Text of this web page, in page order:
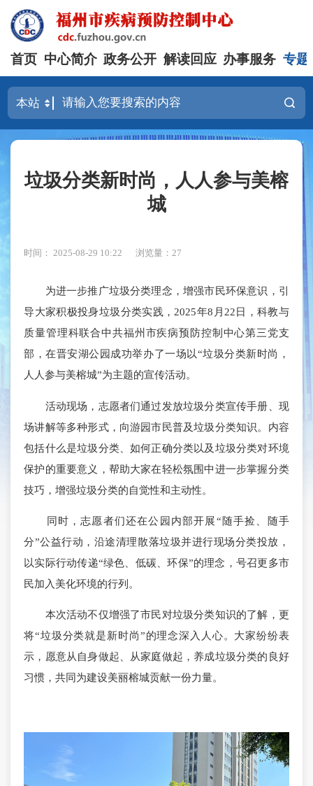
首页 中心简介 政务公开 解读回应 办事服务 专题
垃圾分类新时尚，人人参与美榕
城
时间： 2025-08-29 10:22 浏览量：27
为进一步推广垃圾分类理念，增强市民环保意识，引
导大家积极投身垃圾分类实践，2025年8月22日，科教与
质量管理科联合中共福州市疾病预防控制中心第三党支
部，在晋安湖公园成功举办了一场以“垃圾分类新时尚，
人人参与美榕城”为主题的宣传活动。
活动现场，志愿者们通过发放垃圾分类宣传手册、现
场讲解等多种形式，向游园市民普及垃圾分类知识。内容
包括什么是垃圾分类、如何正确分类以及垃圾分类对环境
保护的重要意义，帮助大家在轻松氛围中进一步掌握分类
技巧，增强垃圾分类的自觉性和主动性。
同时，志愿者们还在公园内部开展“随手捡、随手
分”公益行动，沿途清理散落垃圾并进行现场分类投放，
以实际行动传递“绿色、低碳、环保”的理念，号召更多市
民加入美化环境的行列。
本次活动不仅增强了市民对垃圾分类知识的了解，更
将“垃圾分类就是新时尚”的理念深入人心。大家纷纷表
示，愿意从自身做起、从家庭做起，养成垃圾分类的良好
习惯，共同为建设美丽榕城贡献一份力量。